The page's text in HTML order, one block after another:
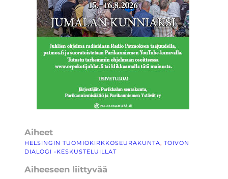
Aiheet
HELSINGIN TUOMIOKIRKKOSEURAKUNTA, TOIVON
DIALOGI -KESKUSTELUILLAT
Aiheeseen liittyvää